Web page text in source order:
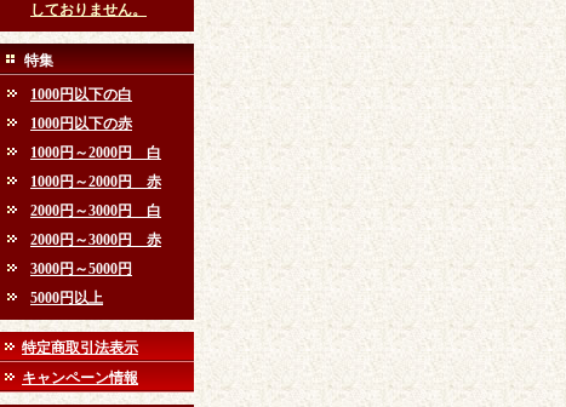
しておりません。
特集
1000円以下の白
1000円以下の赤
1000円～2000円 白
1000円～2000円 赤
2000円～3000円 白
2000円～3000円 赤
3000円～5000円
5000円以上
特定商取引法表示
キャンペーン情報